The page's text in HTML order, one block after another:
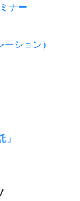
ナー
ション）